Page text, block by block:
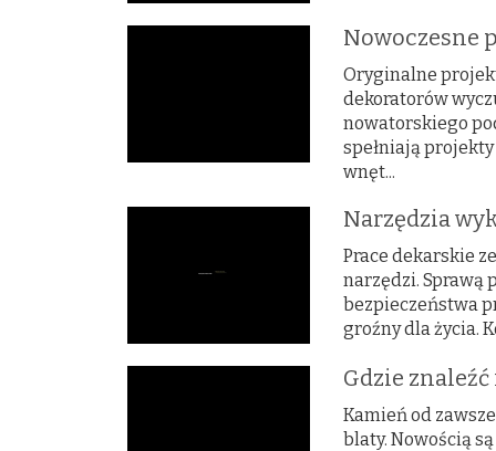
Nowoczesne
Oryginalne
dekoratorów
nowatorskiego
spełniają
wnęt...
Narzędzia
Prace dekarskie
narzędzi. Sprawą
bezpieczeństwa
groźny dla życia.
Gdzie
Kamień od
blaty. Nowością